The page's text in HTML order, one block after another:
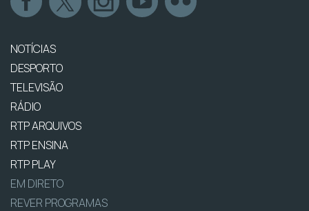
NOTÍCIAS
DESPORTO
TELEVISÃO
RÁDIO
RTP ARQUIVOS
RTP ENSINA
RTP PLAY
EM DIRETO
REVER PROGRAMAS